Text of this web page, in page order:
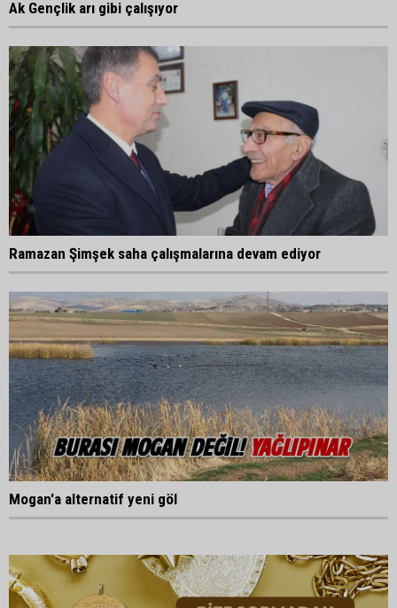
Ak Gençlik arı gibi çalışıyor
Ramazan Şimşek saha çalışmalarına devam ediyor
Mogan'a alternatif yeni göl